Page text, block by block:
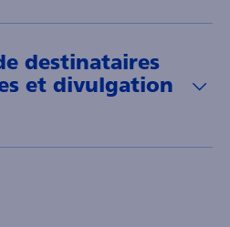
destinataires
et divulgation